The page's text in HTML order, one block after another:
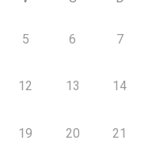
5 6 7
12 13 14
19 20 21